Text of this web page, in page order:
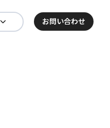
お問い合わせ